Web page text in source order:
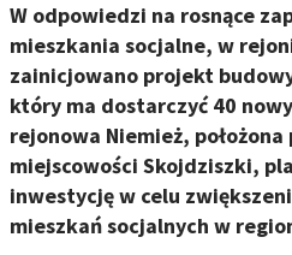
W odpowiedzi na rosnące
mieszkania socjalne, w
zainicjowano projekt
który ma dostarczyć 40
rejonowa Niemież, położona
miejscowości Skojdziszki,
inwestycję w celu
mieszkań socjalnych w